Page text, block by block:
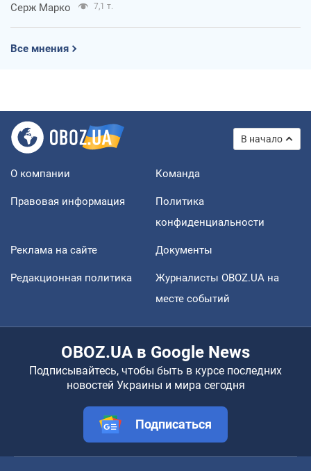
Серж Марко 7,1 т.
Все мнения
В начало
О компании Команда
Правовая информация
Политика
конфиденциальности
Реклама на сайте Документы
Редакционная политика
Журналисты OBOZ.UA на
месте событий
OBOZ.UA в Google News
Подписывайтесь, чтобы быть в курсе последних
новостей Украины и мира сегодня
Подписаться